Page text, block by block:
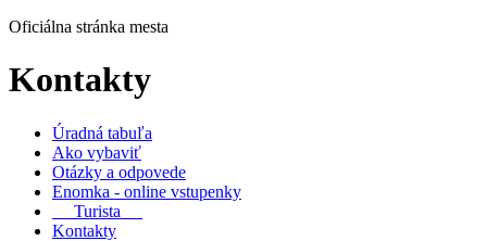
Oficiálna stránka mesta
Kontakty
Úradná tabuľa
Ako vybaviť
Otázky a odpovede
Enomka - online vstupenky
Turista
Kontakty